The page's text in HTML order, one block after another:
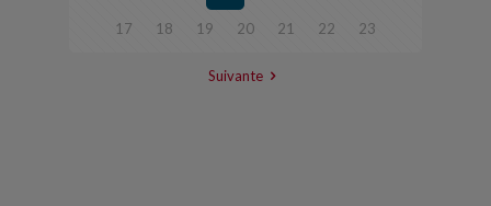
17 18 19 20 21 22 23
Suivante